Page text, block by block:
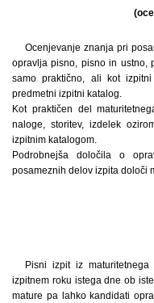
Ocenjevanje znanja pri
opravlja pisno, pisno in ustno,
samo praktično, ali kot
predmetni izpitni katalog.
Kot praktičen del
naloge, storitev, izdelek
izpitnim katalogom.
Podrobnejša določila o
posameznih delov izpita določi
Pisni izpit iz
izpitnem roku istega dne ob
mature pa lahko kandidati